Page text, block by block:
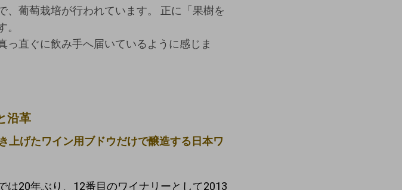
葡萄栽培が行われています。 正に「果樹を
直ぐに飲み手へ届いているように感じま
沿革
上げたワイン用ブドウだけで醸造する日本ワ
は20年ぶり、12番目のワイナリーとして2013